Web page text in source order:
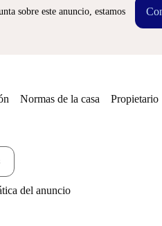
sobre este anuncio, estamos
Normas de la casa Propietario
del anuncio